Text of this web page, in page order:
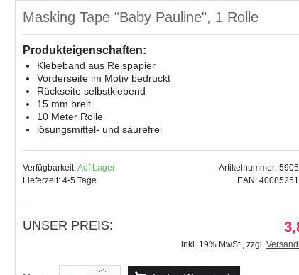
Masking Tape "Baby Pauline", 1 Rolle
Produkteigenschaften:
Klebeband aus Reispapier
Vorderseite im Motiv bedruckt
Rückseite selbstklebend
15 mm breit
10 Meter Rolle
lösungsmittel- und säurefrei
Verfügbarkeit:Auf Lager
Lieferzeit: 4-5 Tage
Artikelnummer:
EAN:
UNSER PREIS:
inkl. 19% MwSt., zzgl.
Glitter Stripes schwarz,
4,99 €